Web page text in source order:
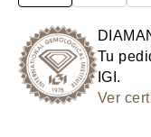
Tu
IGI.
Ver